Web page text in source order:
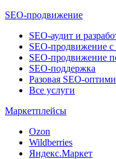
SEO-продвижение
SEO-аудит и
SEO-продвижение
SEO-продвижение
SEO-поддержка
Разовая SEO-
Все услуги
Маркетплейсы
Ozon
Wildberries
Яндекс.Маркет